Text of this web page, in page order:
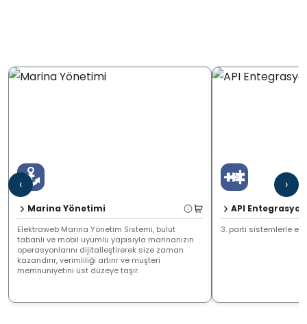
‹
Marina Yönetimi
Elektraweb Marina Yönetim Sistemi, bulut
tabanlı ve mobil uyumlu yapısıyla marinanızın
operasyonlarını dijitalleştirerek size zaman
kazandırır, verimliliği artırır ve müşteri
memnuniyetini üst düzeye taşır.
API
3. parti sistemlerle
›